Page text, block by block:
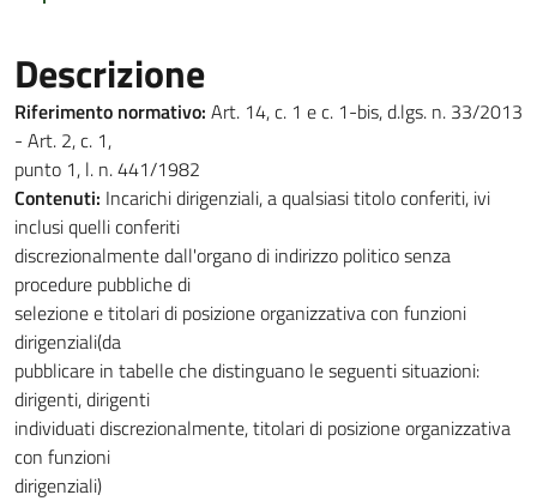
Descrizione
Riferimento normativo: Art. 14, c. 1 e c. 1-bis, d.lgs. n. 33/2013
- Art. 2, c. 1,
punto 1, l. n. 441/1982
Contenuti: Incarichi dirigenziali, a qualsiasi titolo conferiti, ivi
inclusi quelli conferiti
discrezionalmente dall'organo di indirizzo politico senza
procedure pubbliche di
selezione e titolari di posizione organizzativa con funzioni
dirigenziali(da
pubblicare in tabelle che distinguano le seguenti situazioni:
dirigenti, dirigenti
individuati discrezionalmente, titolari di posizione organizzativa
con funzioni
dirigenziali)